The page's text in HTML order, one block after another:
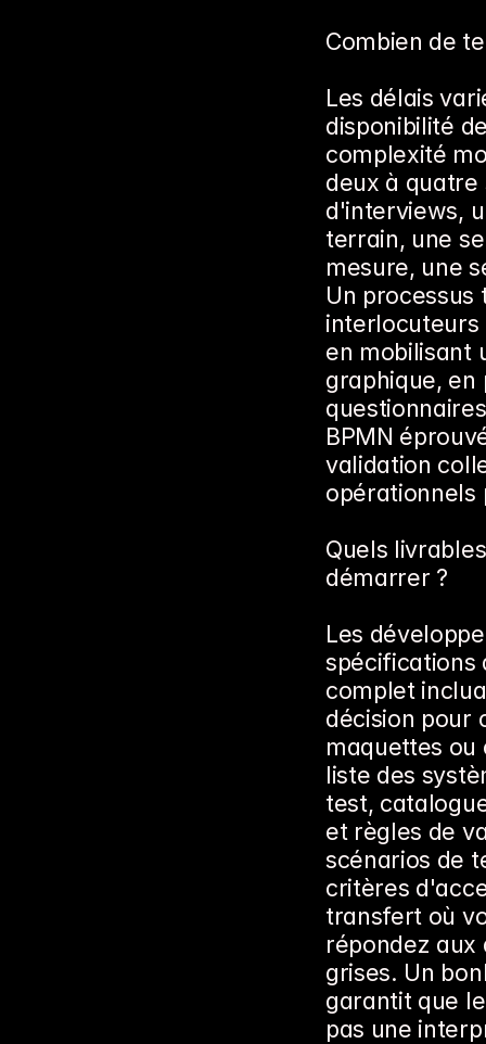
Combien de
Les délais
disponibilité
complexité
deux à quatre
d'interviews,
terrain, une
mesure, une
Un
interlocuteurs
en mobilisant
graphique,
BPMN
validation
opérationnels
Quels
démarrer ?
Les
spécifications
complet
décision pour
maquettes
liste des
test,
et règles de
scénarios de
critères
transfert où
répondez aux
grises. Un
garantit que
pas une